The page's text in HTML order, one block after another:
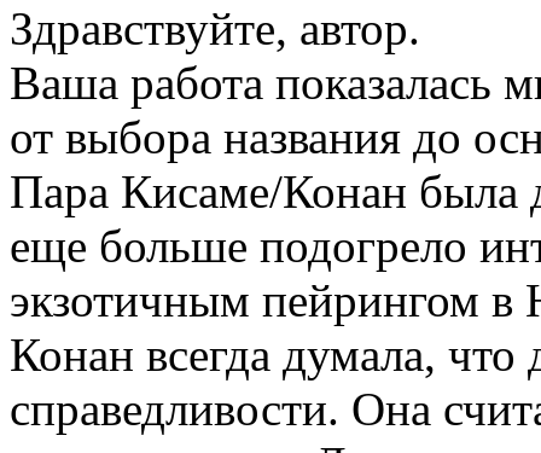
Здравствуйте, автор.
Ваша работа показалась
от выбора названия до
Пара Кисаме/Конан была
еще больше подогрело
экзотичным пейрингом в
Конан всегда думала, что
справедливости. Она